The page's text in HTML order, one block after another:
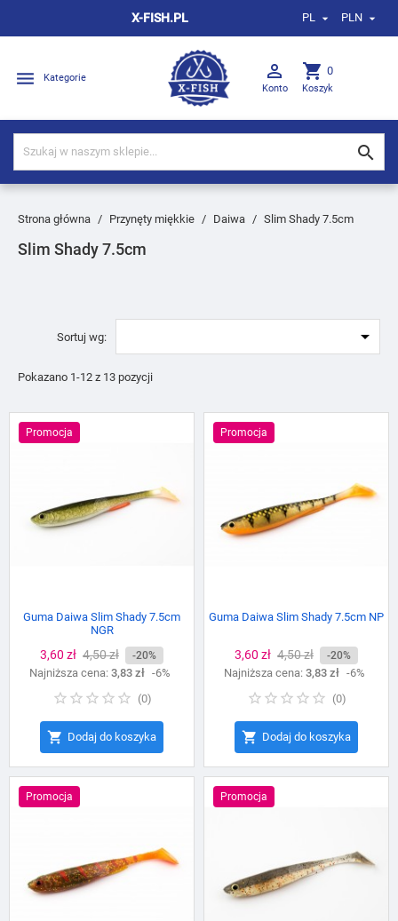
X-FISH.PL PL  PLN 
 Kategorie 
Konto
shopping_cart 0
Koszyk

Strona główna Przynęty miękkie Daiwa Slim Shady 7.5cm
Slim Shady 7.5cm
Sortuj wg: 
Pokazano 1-12 z 13 pozycji
Promocja
Guma Daiwa Slim Shady 7.5cm
NGR
Cena
3,60 zł Cena
podstawowa
4,50 zł -20%
Najniższa cena: 3,83 zł -6%
(0)
 Dodaj do koszyka
Promocja
Guma Daiwa Slim Shady 7.5cm NP
Cena
3,60 zł Cena
podstawowa
4,50 zł -20%
Najniższa cena: 3,83 zł -6%
(0)
 Dodaj do koszyka
Promocja Promocja